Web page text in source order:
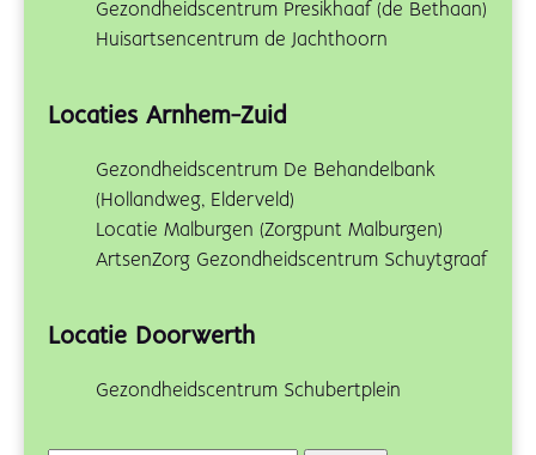
Gezondheidscentrum Presikhaaf (de Bethaan)
Huisartsencentrum de Jachthoorn
Locaties Arnhem-Zuid
Gezondheidscentrum De Behandelbank
(Hollandweg, Elderveld)
Locatie Malburgen (Zorgpunt Malburgen)
ArtsenZorg Gezondheidscentrum Schuytgraaf
Locatie Doorwerth
Gezondheidscentrum Schubertplein